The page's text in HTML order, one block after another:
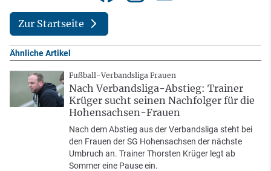
Zur Startseite
Ähnliche Artikel
Fußball-Verbandsliga Frauen
Nach Verbandsliga-Abstieg: Trainer
Krüger sucht seinen Nachfolger für die
Hohensachsen-Frauen
Nach dem Abstieg aus der Verbandsliga steht bei
den Frauen der SG Hohensachsen der nächste
Umbruch an. Trainer Thorsten Krüger legt ab
Sommer eine Pause ein.